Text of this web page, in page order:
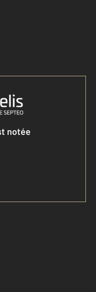
notée